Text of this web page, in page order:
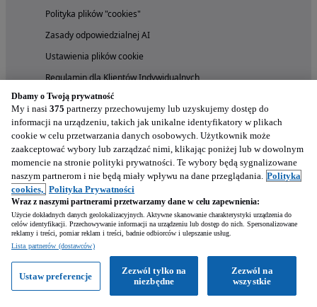
Polityka plików "cookies"
Zasady odpowiedzialnej AI
Ustawienia plików cookie
Regulamin dla Klientów Indywidualnych
Regulamin dla Klientów Biznesowych
Usługi i narzędzia
Umowa kupna sprzedaży
Ile jest wart Twój samochód?
Finansowanie
Partnerzy
OLX.pl
Dbamy o Twoją prywatność
My i nasi 375 partnerzy przechowujemy lub uzyskujemy dostęp do
informacji na urządzeniu, takich jak unikalne identyfikatory w plikach
cookie w celu przetwarzania danych osobowych. Użytkownik może
zaakceptować wybory lub zarządzać nimi, klikając poniżej lub w dowolnym
momencie na stronie polityki prywatności. Te wybory będą sygnalizowane
naszym partnerom i nie będą miały wpływu na dane przeglądania. Polityka
cookies, Polityka Prywatności
Wraz z naszymi partnerami przetwarzamy dane w celu zapewnienia:
Użycie dokładnych danych geolokalizacyjnych. Aktywne skanowanie charakterystyki urządzenia do
celów identyfikacji. Przechowywanie informacji na urządzeniu lub dostęp do nich. Spersonalizowane
reklamy i treści, pomiar reklam i treści, badnie odbiorców i ulepszanie usług.
Lista partnerów (dostawców)
Zezwól na
wszystkie
Zezwól tylko na
niezbędne
Ustaw preferencje